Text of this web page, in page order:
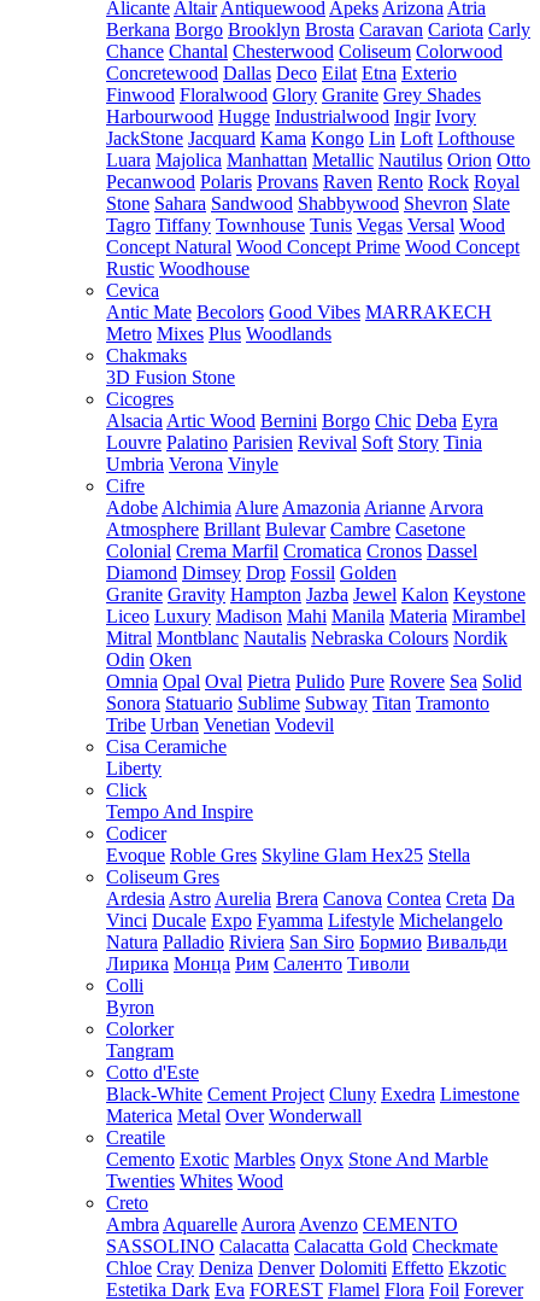
Alicante Altair Antiquewood Apeks Arizona Atria
Berkana Borgo Brooklyn Brosta Caravan Cariota Carly
Chance Chantal Chesterwood Coliseum Colorwood
Concretewood Dallas Deco Eilat Etna Exterio
Finwood Floralwood Glory Granite Grey Shades
Harbourwood Hugge Industrialwood Ingir Ivory
JackStone Jacquard Kama Kongo Lin Loft Lofthouse
Luara Majolica Manhattan Metallic Nautilus Orion Otto
Pecanwood Polaris Provans Raven Rento Rock Royal
Stone Sahara Sandwood Shabbywood Shevron Slate
Tagro Tiffany Townhouse Tunis Vegas Versal Wood
Concept Natural Wood Concept Prime Wood Concept
Rustic Woodhouse
Cevica
Antic Mate Becolors Good Vibes MARRAKECH
Metro Mixes Plus Woodlands
Chakmaks
3D Fusion Stone
Cicogres
Alsacia Artic Wood Bernini Borgo Chic Deba Eyra
Louvre Palatino Parisien Revival Soft Story Tinia
Umbria Verona Vinyle
Cifre
Adobe Alchimia Alure Amazonia Arianne Arvora
Atmosphere Brillant Bulevar Cambre Casetone
Colonial Crema Marfil Cromatica Cronos Dassel
Diamond Dimsey Drop Fossil Golden
Granite Gravity Hampton Jazba Jewel Kalon Keystone
Liceo Luxury Madison Mahi Manila Materia Mirambel
Mitral Montblanc Nautalis Nebraska Colours Nordik
Odin Oken
Omnia Opal Oval Pietra Pulido Pure Rovere Sea Solid
Sonora Statuario Sublime Subway Titan Tramonto
Tribe Urban Venetian Vodevil
Cisa Ceramiche
Liberty
Click
Tempo And Inspire
Codicer
Evoque Roble Gres Skyline Glam Hex25 Stella
Coliseum Gres
Ardesia Astro Aurelia Brera Canova Contea Creta Da
Vinci Ducale Expo Fyamma Lifestyle Michelangelo
Natura Palladio Riviera San Siro Бормио Вивальди
Лирика Монца Рим Саленто Тиволи
Colli
Byron
Colorker
Tangram
Cotto d'Este
Black-White Cement Project Cluny Exedra Limestone
Materica Metal Over Wonderwall
Creatile
Cemento Exotic Marbles Onyx Stone And Marble
Twenties Whites Wood
Creto
Ambra Aquarelle Aurora Avenzo CEMENTO
SASSOLINO Calacatta Calacatta Gold Checkmate
Chloe Cray Deniza Denver Dolomiti Effetto Ekzotic
Estetika Dark Eva FOREST Flamel Flora Foil Forever